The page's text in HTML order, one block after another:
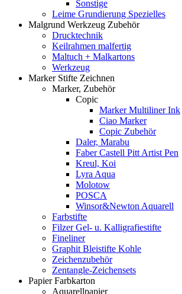
Sonstige
Leime Grundierung Spezielles
Malgrund Werkzeug Zubehör
Drucktechnik
Keilrahmen malfertig
Maltuch + Malkartons
Werkzeug
Marker Stifte Zeichnen
Marker, Zubehör
Copic
Marker Multiliner Ink
Ciao Marker
Copic Zubehör
Daler, Marabu
Faber Castell Pitt Artist Pen
Kreul, Koi
Lyra Aqua
Molotow
POSCA
Winsor&Newton Aquarell
Farbstifte
Filzer Gel- u. Kalligrafiestifte
Fineliner
Graphit Bleistifte Kohle
Zeichenzubehör
Zentangle-Zeichensets
Papier Farbkarton
Aquarellpapier